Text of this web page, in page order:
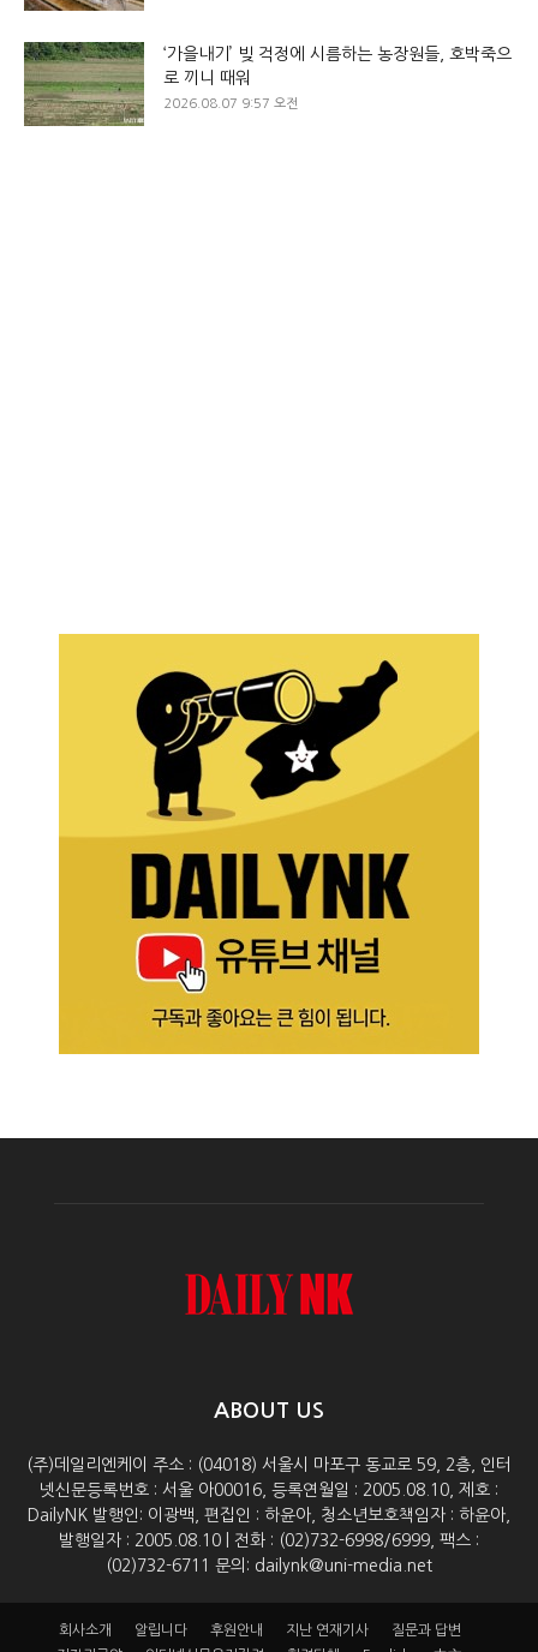
‘가을내기’ 빚 걱정에 시름하는 농장원들, 호박죽으
로 끼니 때워
2026.08.07 9:57 오전
ABOUT US
(주)데일리엔케이 주소 : (04018) 서울시 마포구 동교로 59, 2층, 인터
넷신문등록번호 : 서울 아00016, 등록연월일 : 2005.08.10, 제호 :
DailyNK 발행인: 이광백, 편집인 : 하윤아, 청소년보호책임자 : 하윤아,
발행일자 : 2005.08.10 | 전화 : (02)732-6998/6999, 팩스 :
(02)732-6711 문의: dailynk@uni-media.net
회사소개 알립니다 후원안내 지난 연재기사
질문과 답변